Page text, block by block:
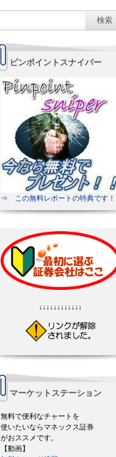
ピンポイントスナイパー
⇒ この無料レポートの特典です！
↓↓↓↓↓↓↓↓↓↓↓↓
マーケットステーション
無料で便利なチャートを
使いたいならマネックス証券
がおススメです。
【動画】